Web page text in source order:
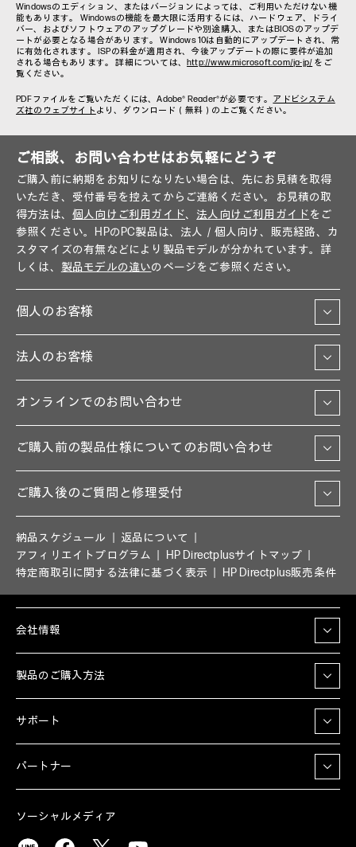
Windowsのエディション、またはバージョンによっては、ご利用いただけない機
能もあります。 Windowsの機能を最大限に活用するには、ハードウェア、ドライ
バー、およびソフトウェアのアップグレードや別途購入、またはBIOSのアップデ
ートが必要となる場合があります。 Windows 10は自動的にアップデートされ、常
に有効化されます。 ISPの料金が適用され、今後アップデートの際に要件が追加
される場合もあります。 詳細については、 http://www.microsoft.com/ja-jp/ をご
覧ください。
PDFファイルをご覧いただくには、Adobe® Reader®が必要です。 アドビシステム
ズ社のウェブサイト より、ダウンロード（無料）の上ご覧ください。
ご相談、お問い合わせはお気軽にどうぞ
ご購入前に納期をお知りになりたい場合は、先にお見積を取得
いただき、受付番号を控えてからご連絡ください。お見積の取
得方法は、 個人向けご利用ガイド、 法人向けご利用ガイドをご
参照ください。HPのPC製品は、法人／個人向け、販売経路、カ
スタマイズの有無などにより製品モデルが分かれています。詳
しくは、 製品モデルの違いのページをご参照ください。
個人のお客様
法人のお客様
オンラインでのお問い合わせ
ご購入前の製品仕様についてのお問い合わせ
ご購入後のご質問と修理受付
納品スケジュール
返品について
アフィリエイトプログラム
HP Directplusサイトマップ
特定商取引に関する法律に基づく表示
HP Directplus販売条件
会社情報
製品のご購入方法
サポート
パートナー
ソーシャルメディア